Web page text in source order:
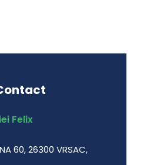
Felix
60, 26300 VRSAC,